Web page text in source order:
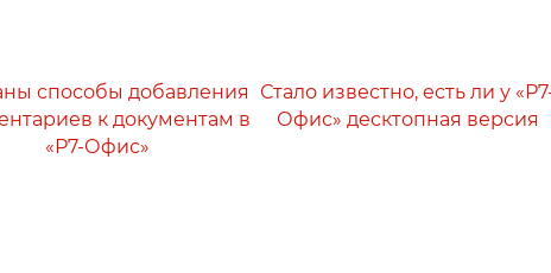
способы добавления
к документам в
«Р7-Офис»
Стало известно, есть ли у
Офис» десктопная версия